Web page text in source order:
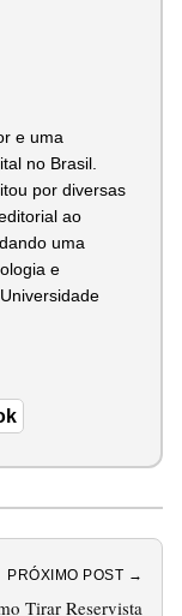
e uma
no Brasil.
por diversas
ao
uma
e
PRÓXIMO POST →
Tirar Reservista